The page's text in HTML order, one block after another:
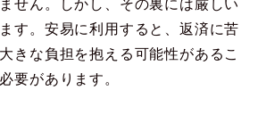
せん。しかし、その裏には厳しい
す。安易に利用すると、返済に苦
きな負担を抱える可能性があるこ
要があります。